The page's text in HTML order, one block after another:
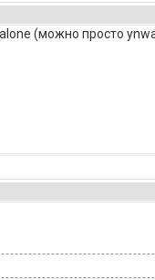
(можно просто